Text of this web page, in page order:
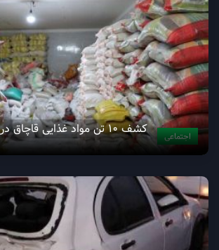
اجتماعی کشف ۱۰ تن مواد غذایی قاچاق در اراک